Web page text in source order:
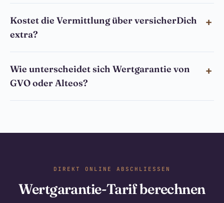
Kostet die Vermittlung über versicherDich
extra?
Wie unterscheidet sich Wertgarantie von
GVO oder Alteos?
DIREKT ONLINE ABSCHLIESSEN
Wertgarantie-Tarif berechnen